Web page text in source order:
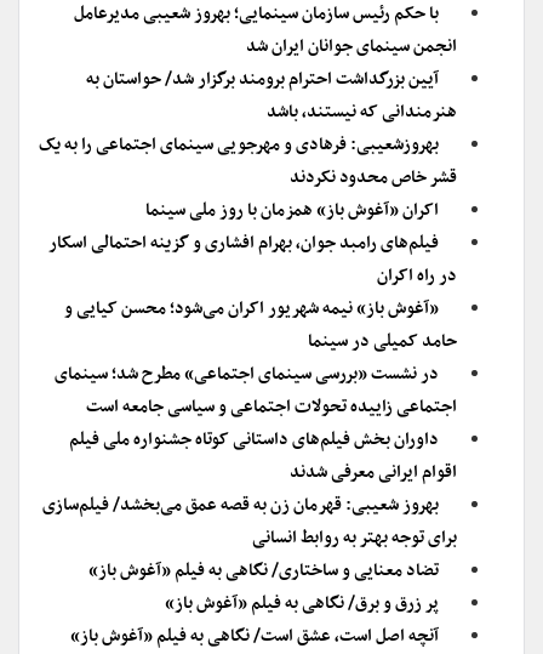
با حکم رئیس سازمان سینمایی؛ بهروز شعیبی مدیرعامل
انجمن سینمای جوانان ایران شد
آیین بزرگداشت احترام برومند برگزار شد/ حواستان به
هنرمندانی که نیستند، باشد
بهروزشعیبی: فرهادی و مهرجویی سینمای اجتماعی را به یک
قشر خاص محدود نکردند
اکران «آغوش باز» همزمان با روز ملی سینما
فیلم‌های رامبد جوان، بهرام افشاری و گزینه احتمالی اسکار
در راه اکران
«آغوش باز» نیمه شهریور اکران می‌شود؛ محسن کیایی و
حامد کمیلی در سینما
در نشست «بررسی سینمای اجتماعی» مطرح شد؛ سینمای
اجتماعی زاییده تحولات اجتماعی و سیاسی جامعه است
داوران بخش فیلم‌های داستانی کوتاه جشنواره ملی فیلم
اقوام ایرانی معرفی شدند
بهروز شعیبی: قهرمان زن به قصه عمق می‌بخشد/ فیلم‌سازی
برای توجه بهتر به روابط انسانی
تضاد معنایی و ساختاری/ نگاهی به فیلم «آغوش باز»
پر زرق و برق/ نگاهی به فیلم «آغوش باز»
آنچه اصل است، عشق است/ نگاهی به فیلم «آغوش باز»